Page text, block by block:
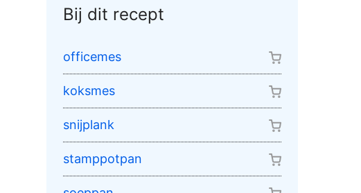
Bij dit recept
officemes
koksmes
snijplank
stamppotpan